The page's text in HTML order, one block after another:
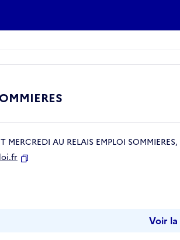
AU RELAIS EMPLOI
Voir